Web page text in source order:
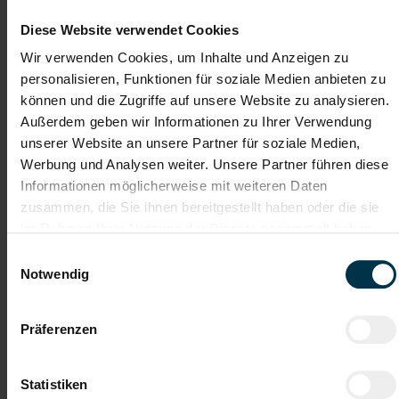
Diese Website verwendet Cookies
Wir verwenden Cookies, um Inhalte und Anzeigen zu
personalisieren, Funktionen für soziale Medien anbieten zu
können und die Zugriffe auf unsere Website zu analysieren.
Außerdem geben wir Informationen zu Ihrer Verwendung
unserer Website an unsere Partner für soziale Medien,
Werbung und Analysen weiter. Unsere Partner führen diese
Informationen möglicherweise mit weiteren Daten
zusammen, die Sie ihnen bereitgestellt haben oder die sie
Notwendig
Präferenzen
Statistiken
Hinter jedem Erfolg steckt ein Talent.
perfekten Job zu finden, aber genau das ist unser
Ziel: Einen Arbeitsplatz zu finden, der genau den
Karriereweg zu begleiten.